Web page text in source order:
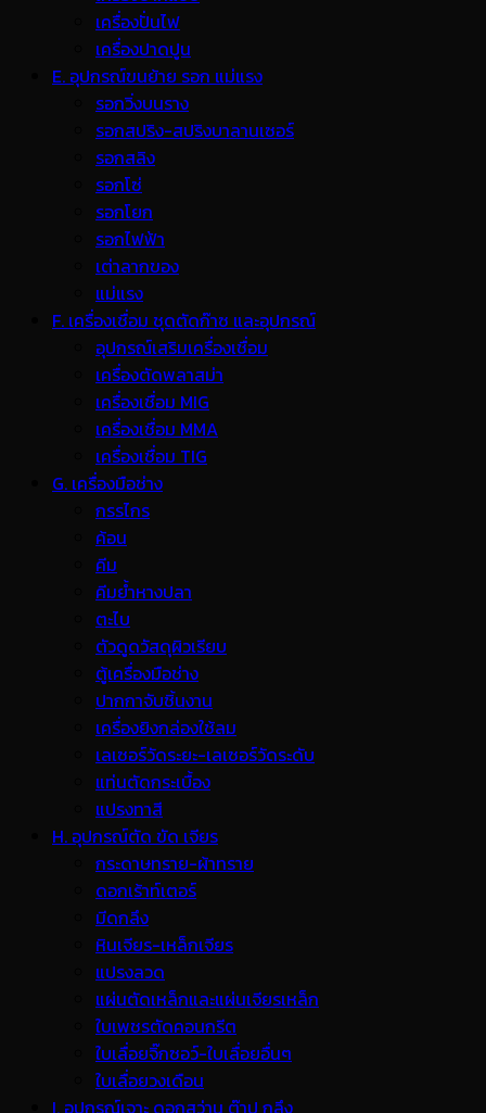
เครื่องปั่นไฟ
เครื่องปาดปูน
E. อุปกรณ์ขนย้าย รอก แม่แรง
รอกวิ่งบนราง
รอกสปริง-สปริงบาลานเซอร์
รอกสลิง
รอกโซ่
รอกโยก
รอกไฟฟ้า
เต่าลากของ
แม่แรง
F. เครื่องเชื่อม ชุดตัดก๊าซ และอุปกรณ์
อุปกรณ์เสริมเครื่องเชื่อม
เครื่องตัดพลาสม่า
เครื่องเชื่อม MIG
เครื่องเชื่อม MMA
เครื่องเชื่อม TIG
G. เครื่องมือช่าง
กรรไกร
ค้อน
คีม
คีมย้ำหางปลา
ตะไบ
ตัวดูดวัสดุผิวเรียบ
ตู้เครื่องมือช่าง
ปากกาจับชิ้นงาน
เครื่องยิงกล่องใช้ลม
เลเซอร์วัดระยะ-เลเซอร์วัดระดับ
แท่นตัดกระเบื้อง
แปรงทาสี
H. อุปกรณ์ตัด ขัด เจียร
กระดาษทราย-ผ้าทราย
ดอกเร้าท์เตอร์
มีดกลึง
หินเจียร-เหล็กเจียร
แปรงลวด
แผ่นตัดเหล็กและแผ่นเจียรเหล็ก
ใบเพชรตัดคอนกรีต
ใบเลื่อยจิ๊กซอว์-ใบเลื่อยอื่นๆ
ใบเลื่อยวงเดือน
I. อุปกรณ์เจาะ ดอกสว่าน ต๊าป กลึง